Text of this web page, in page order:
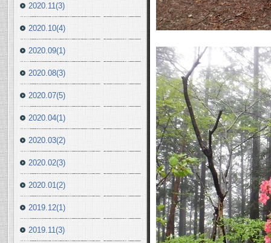
2020.11(3)
2020.10(4)
2020.09(1)
2020.08(3)
2020.07(5)
2020.04(1)
2020.03(2)
2020.02(3)
2020.01(2)
2019.12(1)
2019.11(3)